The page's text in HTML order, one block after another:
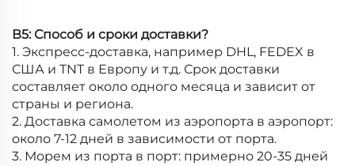
В5: Способ и сроки доставки?
1. Экспресс-доставка, например DHL, FEDEX в
США и TNT в Европу и т.д. Срок доставки
составляет около одного месяца и зависит от
страны и региона.
2. Доставка самолетом из аэропорта в аэропорт:
около 7-12 дней в зависимости от порта.
3. Морем из порта в порт: примерно 20-35 дней